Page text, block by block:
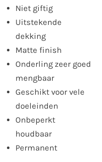
Niet giftig
Uitstekende
dekking
Matte finish
Onderling zeer goed
mengbaar
Geschikt voor vele
doeleinden
Onbeperkt
houdbaar
Permanent